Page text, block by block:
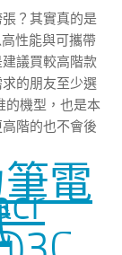
？其實真的是
性能與可攜帶
議買較高階款
的朋友至少選
的機型，也是本
階的也不會後